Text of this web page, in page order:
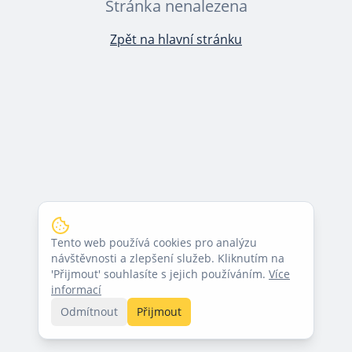
Stránka nenalezena
Zpět na hlavní stránku
Tento web používá cookies pro analýzu
návštěvnosti a zlepšení služeb. Kliknutím na
'Přijmout' souhlasíte s jejich používáním. Více
informací
Odmítnout
Přijmout